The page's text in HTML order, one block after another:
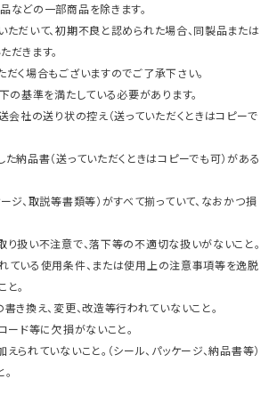
などの一部商品を除きます。
だいて、初期不良と認められた場合、同製品または
だきます。
く場合もございますのでご了承下さい。
の基準を満たしている必要があります。
会社の送り状の控え（送っていただくときはコピーで
納品書（送っていただくときはコピーでも可）がある
ジ、取説等書類等）がすべて揃っていて、なおかつ損
り扱い不注意で、落下等の不適切な扱いがないこと。
ている使用条件、または使用上の注意事項等を逸脱
。
き換え、変更、改造等行われていないこと。
ード等に欠損がないこと。
られていないこと。（シール、パッケージ、納品書等）